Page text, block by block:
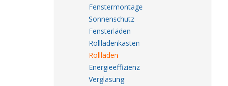
Fenstermontage
Sonnenschutz
Fensterläden
Rollladenkästen
Rollläden
Energieeffizienz
Verglasung